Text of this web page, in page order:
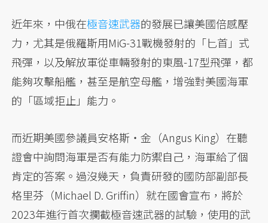
近年來，中俄在極音速武器的發展已讓美國倍感壓
力，尤其是俄羅斯用MiG-31戰機發射的「匕首」式
飛彈，以及解放軍從車輛發射的東風-17型飛彈，都
能夠攻擊船艦，甚至是航空母艦，增強對美國海軍
的「區域拒止」能力。
而近期美國參議員安格斯・金（Angus King）在聽
證會中詢問海軍是否有能力防禦自己，海軍給了個
肯定的答案。過沒幾天，負責研發的國防部副部長
格里芬（Michael D. Griffin）就在國會宣布，將於
2023年進行首次攔截極音速武器的試驗，使用的武